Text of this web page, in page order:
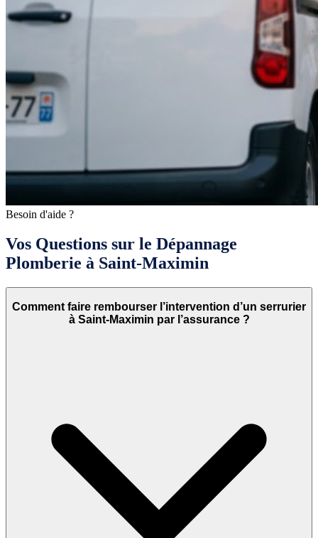
Besoin d'aide ?
Vos Questions sur le Dépannage
Plomberie à Saint-Maximin
Comment faire rembourser l’intervention d’un serrurier
à Saint-Maximin par l’assurance ?